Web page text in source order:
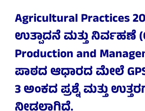
Agricultural Practices
ಉತ್ಪಾದನೆ ಮತ್ತು ನಿರ್ವಹಣೆ
Production and
ಪಾಠದ ಆಧಾರದ ಮೇಲೆ
3 ಅಂಕದ ಪ್ರಶ್ನೆ ಮತ್ತು